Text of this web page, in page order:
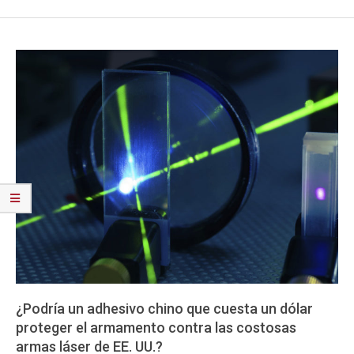
¿Podría un adhesivo chino que cuesta un dólar
proteger el armamento contra las costosas
armas láser de EE. UU.?